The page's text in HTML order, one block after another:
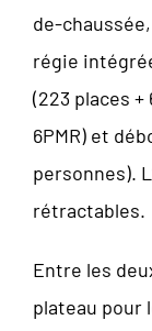
de-
régie
(223 places +
6PMR) et
personnes).
rétractables.
Entre les
plateau pour